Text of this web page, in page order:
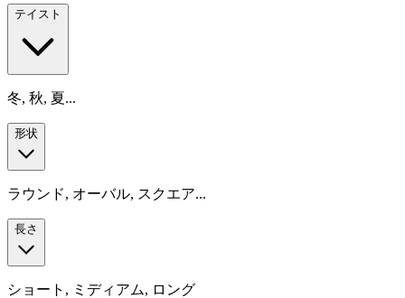
テイスト
冬, 秋, 夏...
形状
ラウンド, オーバル, スクエア...
長さ
ショート, ミディアム, ロング